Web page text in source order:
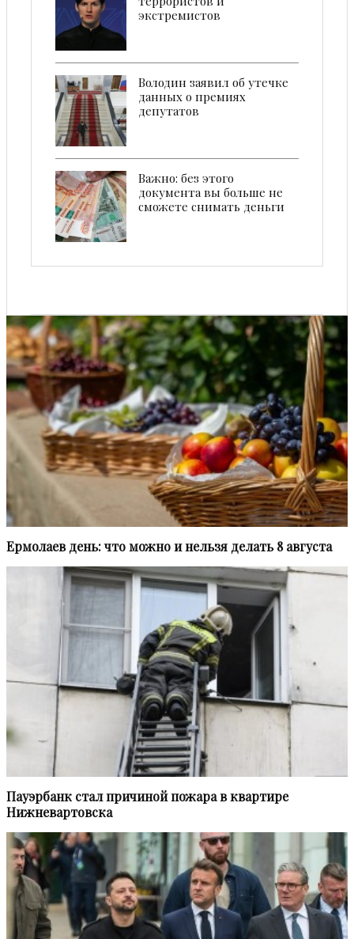
экстремистов
Володин заявил об утечке
данных о премиях
депутатов
Важно: без этого
документа вы больше не
сможете снимать деньги
Ермолаев день: что можно и нельзя делать 8 августа
Пауэрбанк стал причиной пожара в квартире
Нижневартовска